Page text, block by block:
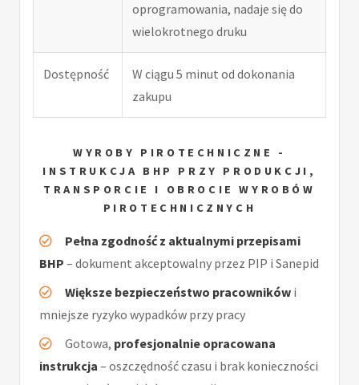
oprogramowania, nadaje się do
wielokrotnego druku
Dostępność
W ciągu 5 minut od dokonania
zakupu
WYROBY PIROTECHNICZNE -
INSTRUKCJA BHP PRZY PRODUKCJI,
TRANSPORCIE I OBROCIE WYROBÓW
PIROTECHNICZNYCH
Pełna zgodność z aktualnymi przepisami
BHP – dokument akceptowalny przez PIP i Sanepid
Większe bezpieczeństwo pracowników i
mniejsze ryzyko wypadków przy pracy
Gotowa, profesjonalnie opracowana
instrukcja – oszczędność czasu i brak konieczności